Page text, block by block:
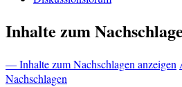
Inhalte zum
— Inhalte zum Nachschlagen anzeigen
Nachschlagen